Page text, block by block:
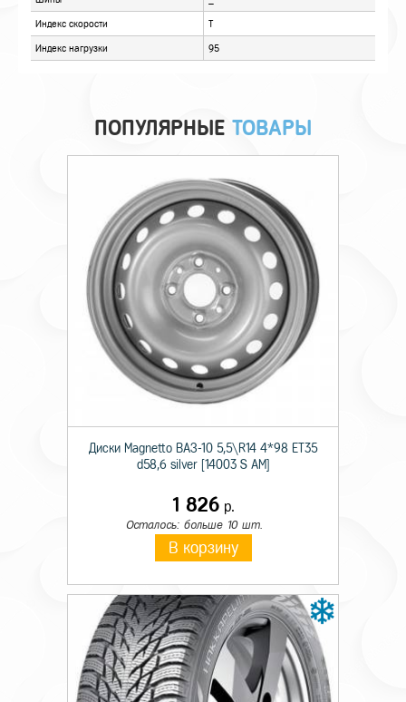
Технические характеристики
Происхождение
Сезон резины Зимняя
Индекс скорости T
Индекс нагрузки 95
ПОПУЛЯРНЫЕ ТОВАРЫ
Диски Magnetto ВАЗ-10 5,5\R14 4*98 ET35
d58,6 silver [14003 S AM]
1 826р.
Осталось: больше 10 шт.
В корзину